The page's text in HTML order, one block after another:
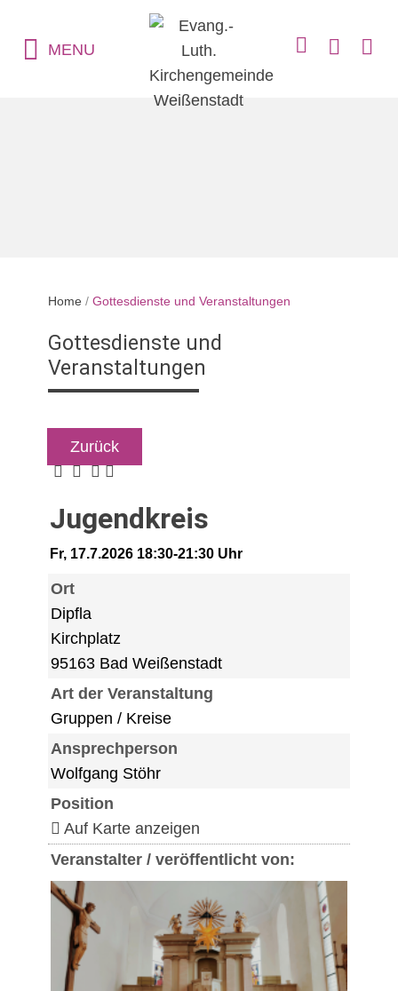
MENU
Home / Gottesdienste und Veranstaltungen
Gottesdienste und
Veranstaltungen
Zurück
Jugendkreis
Fr, 17.7.2026 18:30-21:30 Uhr
Ort
Dipfla
Kirchplatz
95163 Bad Weißenstadt
Art der Veranstaltung
Gruppen / Kreise
Ansprechperson
Wolfgang Stöhr
Position
Auf Karte anzeigen
Veranstalter / veröffentlicht von: